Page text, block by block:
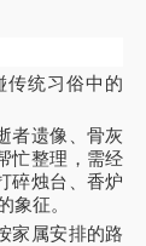
传统习俗中的
者遗像、骨灰
忙整理，需经
碎烛台、香炉
象征。
家属安排的路